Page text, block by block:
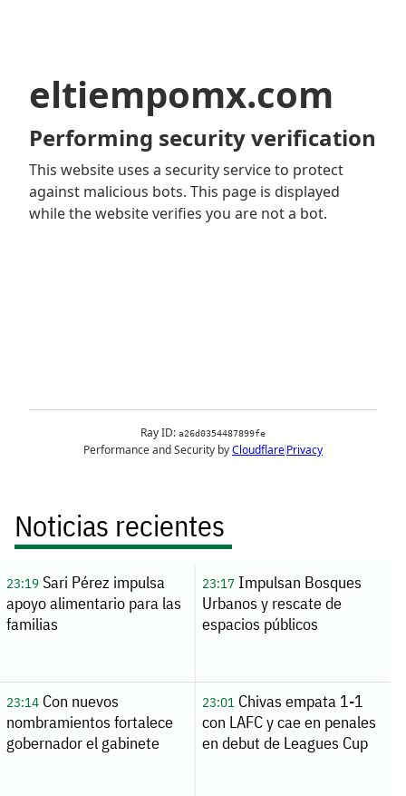
Noticias recientes
23:19Sari Pérez impulsa
apoyo alimentario para las
familias
23:17Impulsan Bosques
Urbanos y rescate de
espacios públicos
23:14Con nuevos
nombramientos fortalece
gobernador el gabinete
23:01Chivas empata 1-1
con LAFC y cae en penales
en debut de Leagues Cup